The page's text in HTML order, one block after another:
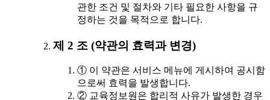
관한 조건 및 절차와 기타 필요한 사항을 규
정하는 것을 목적으로 합니다.
제 2 조 (약관의 효력과 변경)
① 이 약관은 서비스 메뉴에 게시하여 공시함
으로써 효력을 발생합니다.
② 교육정보원은 합리적 사유가 발생한 경우